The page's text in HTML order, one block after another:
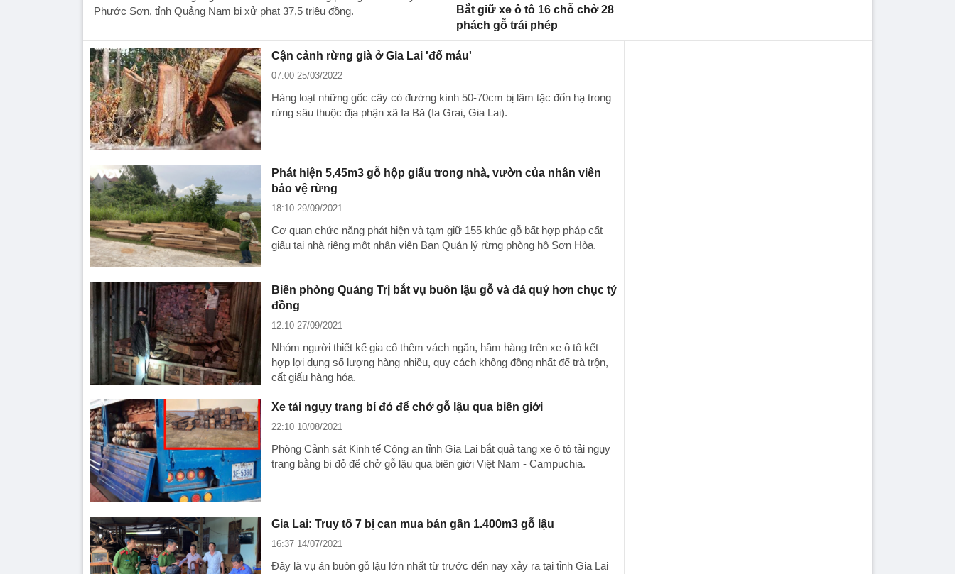
Phước Sơn, tỉnh Quảng Nam bị xử phạt 37,5 triệu đồng.
Bắt giữ xe ô tô 16 chỗ chở 28
phách gỗ trái phép
Cận cảnh rừng già ở Gia Lai 'đổ máu'
07:00 25/03/2022
Hàng loạt những gốc cây có đường kính 50-70cm bị lâm tặc đốn hạ trong
rừng sâu thuộc địa phận xã Ia Bă (Ia Grai, Gia Lai).
Phát hiện 5,45m3 gỗ hộp giấu trong nhà, vườn của nhân viên
bảo vệ rừng
18:10 29/09/2021
Cơ quan chức năng phát hiện và tạm giữ 155 khúc gỗ bất hợp pháp cất
giấu tại nhà riêng một nhân viên Ban Quản lý rừng phòng hộ Sơn Hòa.
Biên phòng Quảng Trị bắt vụ buôn lậu gỗ và đá quý hơn chục tỷ
đồng
12:10 27/09/2021
Nhóm người thiết kế gia cố thêm vách ngăn, hầm hàng trên xe ô tô kết
hợp lợi dụng số lượng hàng nhiều, quy cách không đồng nhất để trà trộn,
cất giấu hàng hóa.
Xe tải ngụy trang bí đỏ để chở gỗ lậu qua biên giới
22:10 10/08/2021
Phòng Cảnh sát Kinh tế Công an tỉnh Gia Lai bắt quả tang xe ô tô tải ngụy
trang bằng bí đỏ để chở gỗ lậu qua biên giới Việt Nam - Campuchia.
Gia Lai: Truy tố 7 bị can mua bán gần 1.400m3 gỗ lậu
16:37 14/07/2021
Đây là vụ án buôn gỗ lậu lớn nhất từ trước đến nay xảy ra tại tỉnh Gia Lai